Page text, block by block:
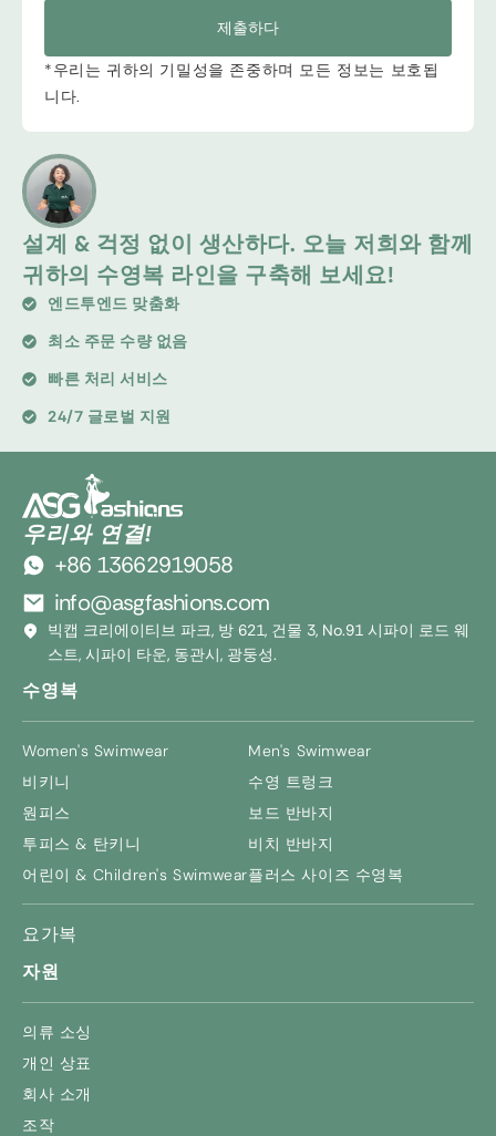
설계 & 걱정 없이 생산하다. 오늘 저희와 함께
귀하의 수영복 라인을 구축해 보세요!
엔드투엔드 맞춤화
최소 주문 수량 없음
빠른 처리 서비스
24/7 글로벌 지원
제출하다
*우리는 귀하의 기밀성을 존중하며 모든 정보는 보호됩
니다.
우리와 연결!
+86 13662919058
info@asgfashions.com
빅캡 크리에이티브 파크, 방 621, 건물 3, No.91 시파이 로드 웨
스트, 시파이 타운, 동관시, 광둥성.
수영복
Women's Swimwear
비키니
원피스
투피스 & 탄키니
어린이 & Children's Swimwear
Men's Swimwear
수영 트렁크
보드 반바지
비치 반바지
플러스 사이즈 수영복
요가복
자원
의류 소싱
개인 상표
회사 소개
조작